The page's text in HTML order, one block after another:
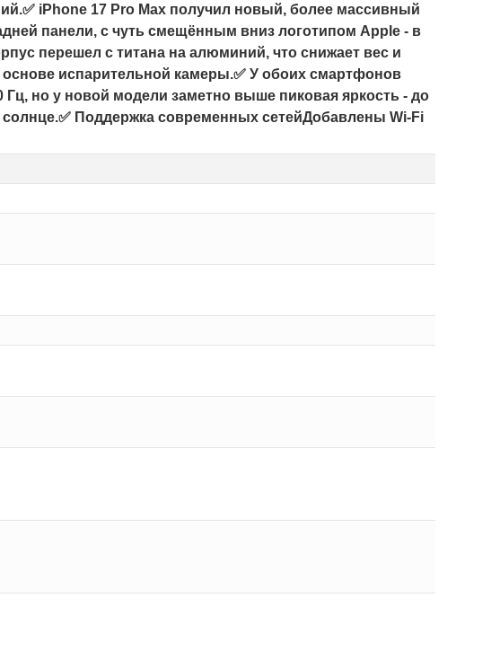
iPhone 17 Pro Max получил новый, более массивный
панели, с чуть смещённым вниз логотипом Apple - в
перешел с титана на алюминий, что снижает вес и
испарительной камеры.✅ У обоих смартфонов
но у новой модели заметно выше пиковая яркость - до
Поддержка современных сетейДобавлены Wi-Fi